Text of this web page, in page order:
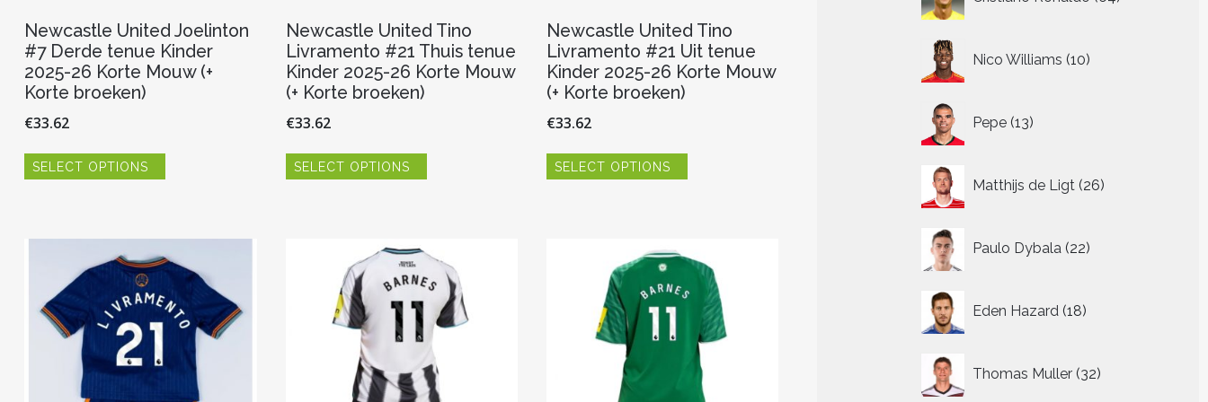
Newcastle United Joelinton
#7 Derde tenue Kinder
2025-26 Korte Mouw (+
Korte broeken)
€33.62
SELECT OPTIONS
Deze
optie
gekozen
worden
productpagina
Newcastle United Tino
Livramento #21 Thuis tenue
Kinder 2025-26 Korte Mouw
(+ Korte broeken)
€33.62
SELECT OPTIONS
optie
kan
gekozen
worden
op
de
productpagina
Newcastle United Tino
Livramento #21 Uit tenue
Kinder 2025-26 Korte Mouw
(+ Korte broeken)
€33.62
SELECT OPTIONS
optie
gekozen
worden
op
de
productpagina
producten
Nico Williams 10
producten
Pepe 13
producten
Matthijs de Ligt 26
producten
Paulo Dybala 22
producten
Eden Hazard 18
producten
Thomas Muller 32
producten